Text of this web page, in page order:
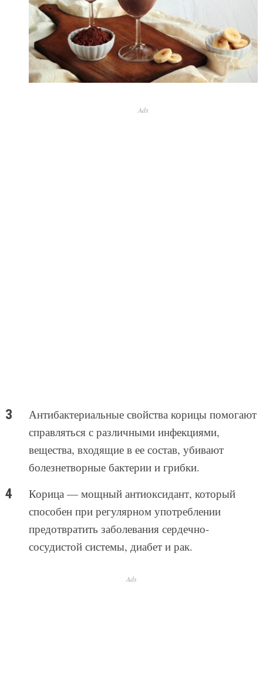
Ads
Антибактериальные свойства корицы помогают
справляться с различными инфекциями,
вещества, входящие в ее состав, убивают
болезнетворные бактерии и грибки.
Корица — мощный антиоксидант, который
способен при регулярном употреблении
предотвратить заболевания сердечно-
сосудистой системы, диабет и рак.
Ads